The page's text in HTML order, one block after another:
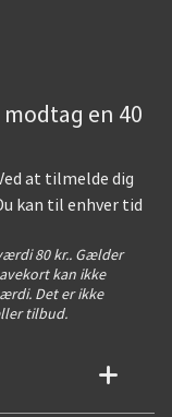
en 40
at tilmelde dig
kan til enhver tid
80 kr.. Gælder
kan ikke
Det er ikke
tilbud.